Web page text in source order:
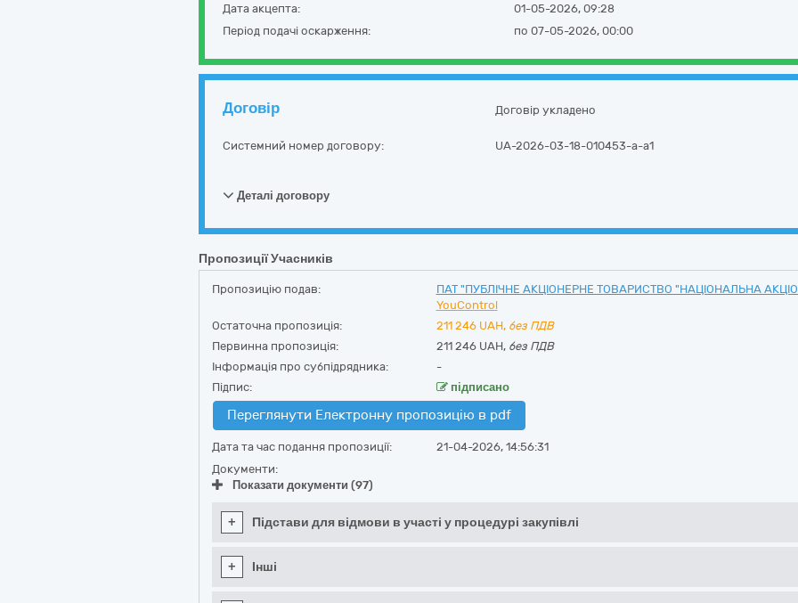
Дата акцепта:
01-05-2026, 09:28
Період подачі оскарження:
по 07-05-2026, 00:00
Договір Договір укладено
Системний номер договору: UA-2026-03-18-010453-a-a1
Деталі договору
Пропозиції Учасників
Пропозицію подав: ПАТ "ПУБЛІЧНЕ АКЦІОНЕРНЕ ТОВАРИСТВО "НАЦІОНАЛЬНА
YouControl
Остаточна пропозиція:
211 246 UAH, без ПДВ
Первинна пропозиція:
211 246 UAH, без ПДВ
Інформація про субпідрядника:
-
Підпис:
підписано
Переглянути Електронну пропозицію в pdf
Дата та час подання пропозиції:
21-04-2026, 14:56:31
Документи:
Показати документи (97)
+ Підстави для відмови в участі у процедурі закупівлі
+ Інші